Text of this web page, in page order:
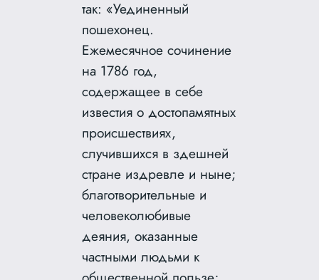
так: «Уединенный
пошехонец.
Ежемесячное сочинение
на 1786 год,
содержащее в себе
известия о достопамятных
происшествиях,
случившихся в здешней
стране издревле и ныне;
благотворительные и
человеколюбивые
деяния, оказанные
частными людьми к